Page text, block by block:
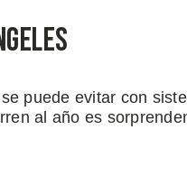
puede evitar con
al año es